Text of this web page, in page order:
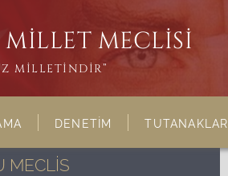
MECLİSİ
MİLLETİNDİR”
DENETİM TUTANAKLAR
MECLİS